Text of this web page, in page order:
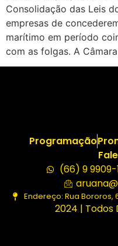
Consolidação das Leis
empresas de
marítimo em período
com as folgas. A
Programação
(66) 9 9909-
Endereço: Rua Bororos,
2024 | Todos